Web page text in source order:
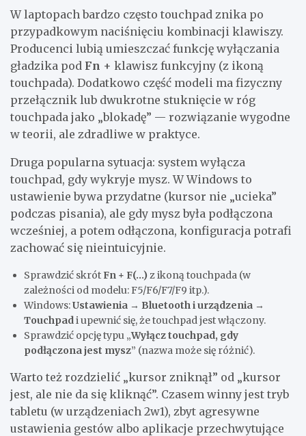
W laptopach bardzo często touchpad znika po
przypadkowym naciśnięciu kombinacji klawiszy.
Producenci lubią umieszczać funkcję wyłączania
gładzika pod Fn + klawisz funkcyjny (z ikoną
touchpada). Dodatkowo część modeli ma fizyczny
przełącznik lub dwukrotne stuknięcie w róg
touchpada jako „blokadę” — rozwiązanie wygodne
w teorii, ale zdradliwe w praktyce.
Druga popularna sytuacja: system wyłącza
touchpad, gdy wykryje mysz. W Windows to
ustawienie bywa przydatne (kursor nie „ucieka”
podczas pisania), ale gdy mysz była podłączona
wcześniej, a potem odłączona, konfiguracja potrafi
zachować się nieintuicyjnie.
Sprawdzić skrót Fn + F(…)z ikoną touchpada (w
zależności od modelu: F5/F6/F7/F9 itp.).
Windows:Ustawienia → Bluetooth i urządzenia →
Touchpadi upewnić się, że touchpad jest włączony.
Sprawdzić opcję typu „Wyłącz touchpad, gdy
podłączona jest mysz” (nazwa może się różnić).
Warto też rozdzielić „kursor zniknął” od „kursor
jest, ale nie da się kliknąć”. Czasem winny jest tryb
tabletu (w urządzeniach 2w1), zbyt agresywne
ustawienia gestów albo aplikacje przechwytujące